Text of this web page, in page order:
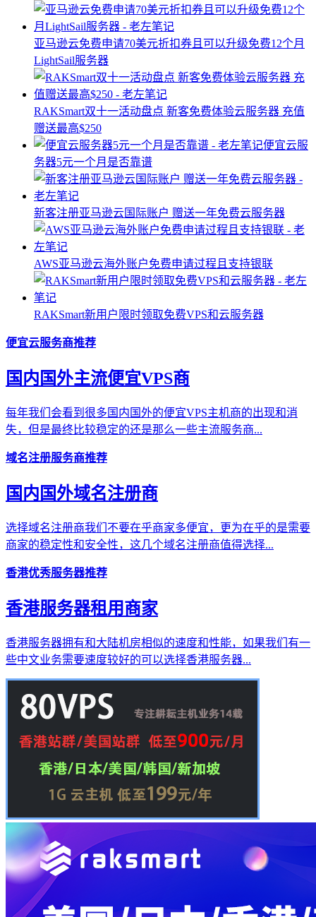
亚马逊云免费申请70美元折扣券且可以升级免费12个月
LightSail服务器
RAKSmart双十一活动盘点 新客免费体验云服务器 充值
赠送最高$250
便宜云服
务器5元一个月是否靠谱
新客注册亚马逊云国际账户 赠送一年免费云服务器
AWS亚马逊云海外账户免费申请过程且支持银联
RAKSmart新用户限时领取免费VPS和云服务器
便宜云服务商推荐
国内国外主流便宜VPS商
每年我们会看到很多国内国外的便宜VPS主机商的出现和消
失，但是最终比较稳定的还是那么一些主流服务商...
域名注册服务商推荐
国内国外域名注册商
选择域名注册商我们不要在乎商家多便宜，更为在乎的是需要
商家的稳定性和安全性，这几个域名注册商值得选择...
香港优秀服务器推荐
香港服务器租用商家
香港服务器拥有和大陆机房相似的速度和性能，如果我们有一
些中文业务需要速度较好的可以选择香港服务器...